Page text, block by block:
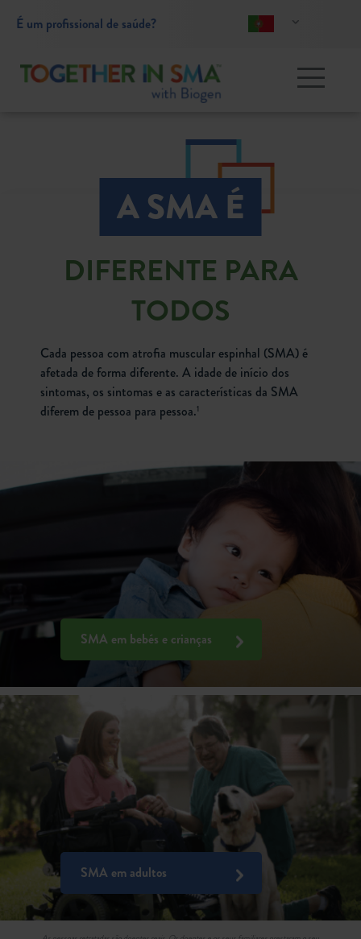
É um profissional de saúde?
A SMA É
DIFERENTE PARA
TODOS
Cada pessoa com atrofia muscular espinhal (SMA) é
afetada de forma diferente. A idade de início dos
sintomas, os sintomas e as características da SMA
diferem de pessoa para pessoa.1
SMA em bebés e crianças
SMA em adultos